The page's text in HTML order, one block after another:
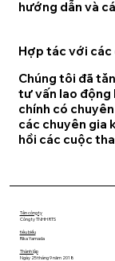
hướng dẫn và
Hợp tác với các
Chúng tôi đã
tư vấn lao động
chính có
các chuyên gia
hồi các cuộc
Tên công ty
Công ty TNHH RTS
tiêu biểu
Rika Yamada
Thành lập
Ngày 25 tháng 9 năm 2018